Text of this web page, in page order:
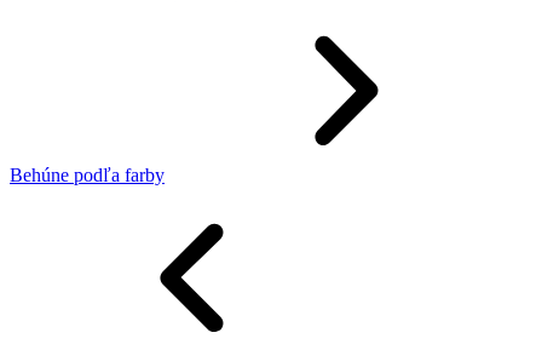
Behúne podľa farby